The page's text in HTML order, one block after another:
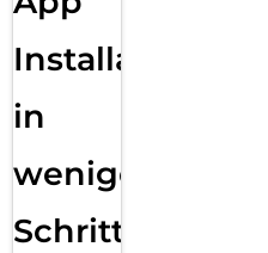
Installation
in
wenigen
Schritten